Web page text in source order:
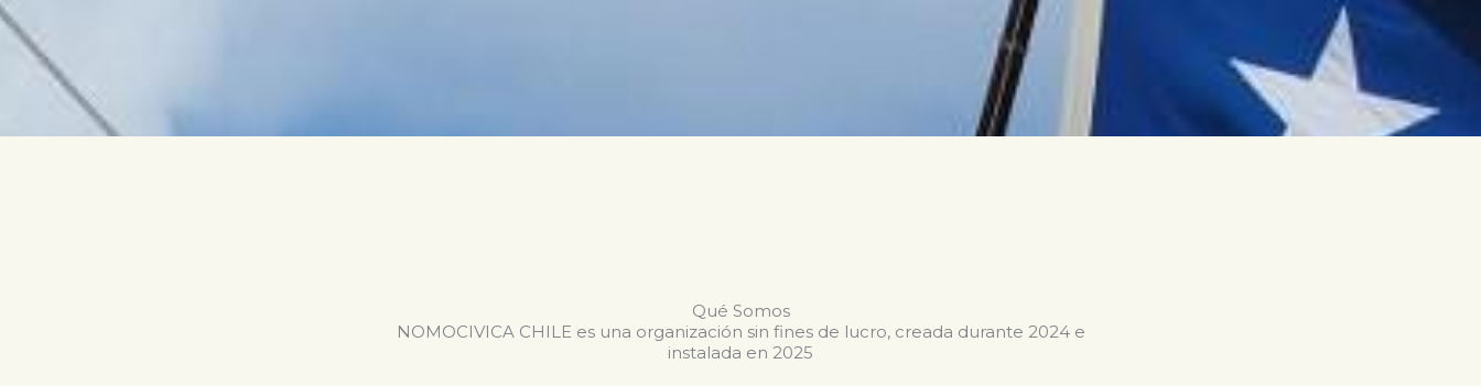
Qué Somos
NOMOCIVICA CHILE es una organización sin fines de lucro, creada durante 2024 e
instalada en 2025